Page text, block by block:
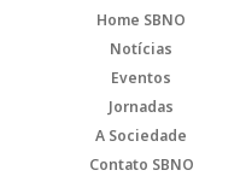
Home SBNO
Notícias
Eventos
Jornadas
A Sociedade
Contato SBNO